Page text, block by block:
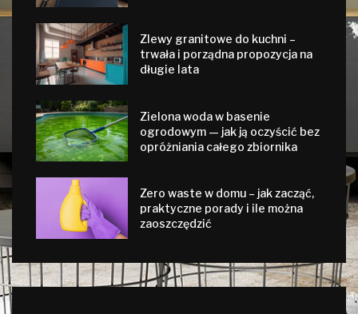
Zlewy granitowe do kuchni –
trwała i porządna propozycja na
długie lata
Zielona woda w basenie
ogrodowym — jak ją oczyścić bez
opróżniania całego zbiornika
Zero waste w domu – jak zacząć,
praktyczne porady i ile można
zaoszczędzić